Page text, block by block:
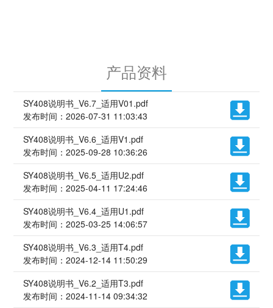
产品资料
SY408说明书_V6.7_适用V01.pdf
发布时间：2026-07-31 11:03:43
SY408说明书_V6.6_适用V1.pdf
发布时间：2025-09-28 10:36:26
SY408说明书_V6.5_适用U2.pdf
发布时间：2025-04-11 17:24:46
SY408说明书_V6.4_适用U1.pdf
发布时间：2025-03-25 14:06:57
SY408说明书_V6.3_适用T4.pdf
发布时间：2024-12-14 11:50:29
SY408说明书_V6.2_适用T3.pdf
发布时间：2024-11-14 09:34:32